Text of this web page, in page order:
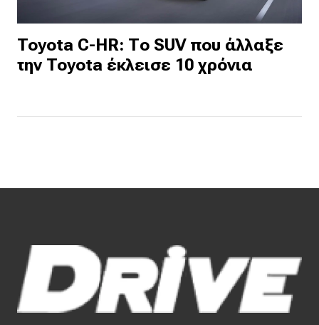
Toyota C-HR: Το SUV που άλλαξε
την Toyota έκλεισε 10 χρόνια